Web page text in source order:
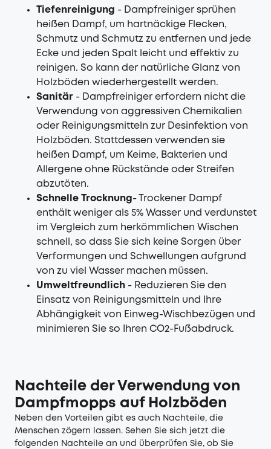
Tiefenreinigung - Dampfreiniger sprühen
heißen Dampf, um hartnäckige Flecken,
Schmutz und Schmutz zu entfernen und jede
Ecke und jeden Spalt leicht und effektiv zu
reinigen. So kann der natürliche Glanz von
Holzböden wiederhergestellt werden.
Sanitär - Dampfreiniger erfordern nicht die
Verwendung von aggressiven Chemikalien
oder Reinigungsmitteln zur Desinfektion von
Holzböden. Stattdessen verwenden sie
heißen Dampf, um Keime, Bakterien und
Allergene ohne Rückstände oder Streifen
abzutöten.
Schnelle Trocknung- Trockener Dampf
enthält weniger als 5% Wasser und verdunstet
im Vergleich zum herkömmlichen Wischen
schnell, so dass Sie sich keine Sorgen über
Verformungen und Schwellungen aufgrund
von zu viel Wasser machen müssen.
Umweltfreundlich - Reduzieren Sie den
Einsatz von Reinigungsmitteln und Ihre
Abhängigkeit von Einweg-Wischbezügen und
minimieren Sie so Ihren CO2-Fußabdruck.
Nachteile der Verwendung von
Dampfmopps auf Holzböden
Neben den Vorteilen gibt es auch Nachteile, die
Menschen zögern lassen. Sehen Sie sich jetzt die
folgenden Nachteile an und überprüfen Sie, ob Sie